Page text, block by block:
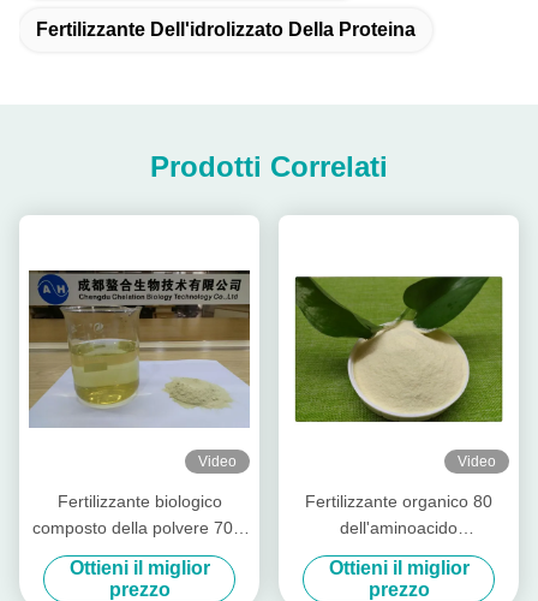
Fertilizzante Dell'idrolizzato Della Proteina
Prodotti Correlati
Video
Fertilizzante biologico
composto della polvere 70%
dell'aminoacido estratto
pianta professionale
Ottieni il miglior
prezzo
Video
Fertilizzante organico 80
dell'aminoacido
dell'idrolizzato della proteina
di soia
Ottieni il miglior
prezzo